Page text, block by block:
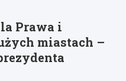
Prawa i
miastach –